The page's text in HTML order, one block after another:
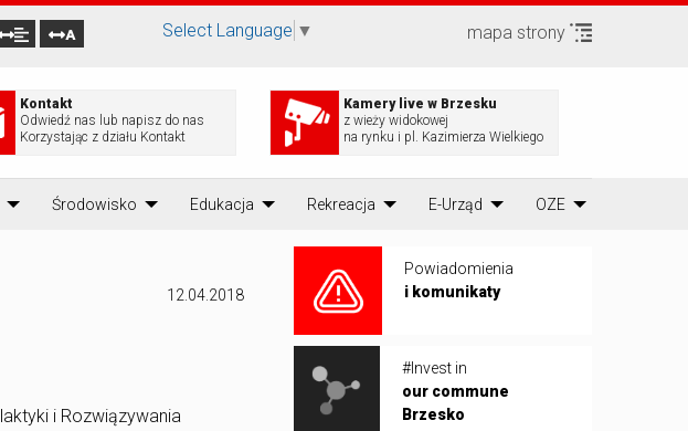
A Select Language ▼ mapa strony
Kontakt
Odwiedź nas lub napisz do nas
Korzystając z działu Kontakt
Kamery live w Brzesku
z wieży widokowej
na rynku i pl. Kazimierza Wielkiego
Środowisko Edukacja Rekreacja E-Urząd OZE
12.04.2018
i Rozwiązywania
Powiadomienia
i komunikaty
#Invest in
our commune
Brzesko